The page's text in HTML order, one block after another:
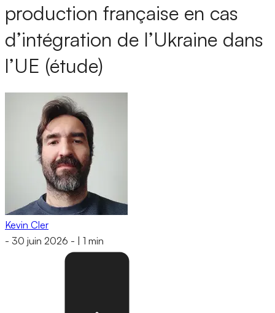
production française en cas
d’intégration de l’Ukraine dans
l’UE (étude)
Kevin Cler
- 30 juin 2026 - 1 min